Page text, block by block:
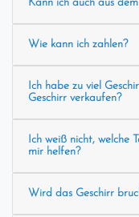
Kann ich auch aus
Wie kann ich zahlen?
Ich habe zu viel
Geschirr verkaufen?
Ich weiß nicht, welche
mir helfen?
Wird das Geschirr